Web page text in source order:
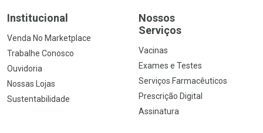
Institucional
Venda No Marketplace
Trabalhe Conosco
Ouvidoria
Nossas Lojas
Sustentabilidade
Nossos
Serviços
Vacinas
Exames e Testes
Serviços Farmacêuticos
Prescrição Digital
Assinatura